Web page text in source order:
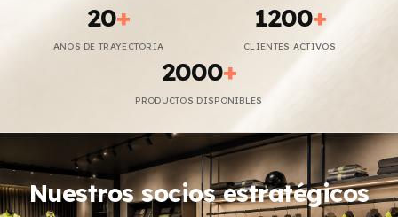
20+
AÑOS DE TRAYECTORIA
1200+
CLIENTES ACTIVOS
2000+
PRODUCTOS DISPONIBLES
Nuestros socios estratégicos